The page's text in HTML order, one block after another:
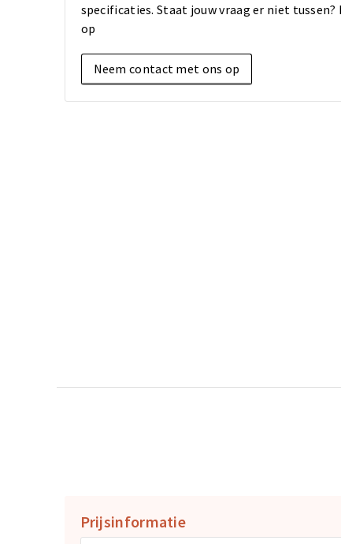
specificaties. Staat jouw vraag er niet
op
Neem contact met ons op
Prijsinformatie